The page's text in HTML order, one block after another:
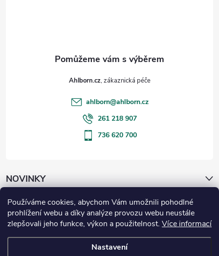
Používáme cookies, abychom Vám umožnili pohodlné
prohlížení webu a díky analýze provozu webu neustále
zlepšovali jeho funkce, výkon a použitelnost. Více informací
Nastavení
NOVINKY
ČLÁNKY
Ahlborn.cz
ahlborn@ahlborn.cz
261 218 907
736 620 700